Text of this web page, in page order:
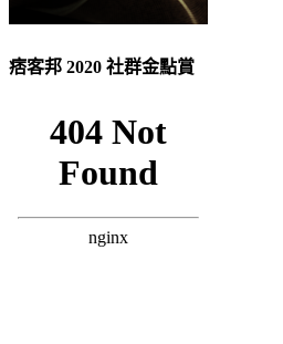
痞客邦 2020 社群金點賞